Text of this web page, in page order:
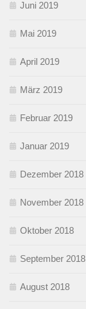
Juni 2019
Mai 2019
April 2019
März 2019
Februar 2019
Januar 2019
Dezember 2018
November 2018
Oktober 2018
September 2018
August 2018